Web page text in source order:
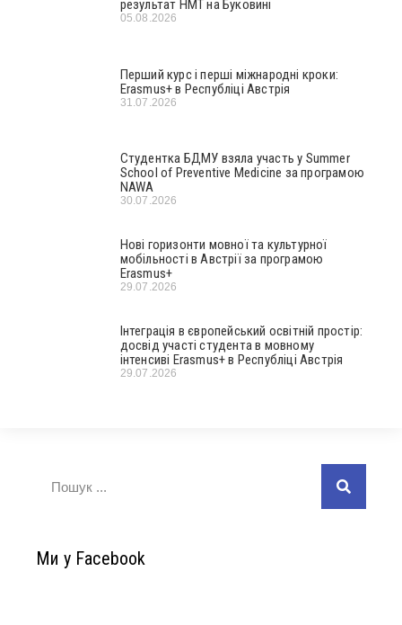
результат НМТ на Буковині
05.08.2026
Перший курс і перші міжнародні кроки:
Erasmus+ в Республіці Австрія
31.07.2026
Студентка БДМУ взяла участь у Summer
School of Preventive Medicine за програмою
NAWA
30.07.2026
Нові горизонти мовної та культурної
мобільності в Австрії за програмою
Erasmus+
29.07.2026
Інтеграція в європейський освітній простір:
досвід участі студента в мовному
інтенсиві Erasmus+ в Республіці Австрія
29.07.2026
Ми у Facebook